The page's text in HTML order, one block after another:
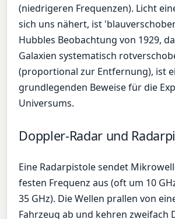
(niedrigeren Frequenzen). Licht
sich uns nähert, ist
Hubbles Beobachtung von 1929,
Galaxien systematisch
(proportional zur Entfernung), ist
grundlegenden Beweise für die
Universums.
Doppler-Radar und
Eine Radarpistole sendet
festen Frequenz aus (oft um 10
35 GHz). Die Wellen prallen von
Fahrzeug ab und kehren zweifach